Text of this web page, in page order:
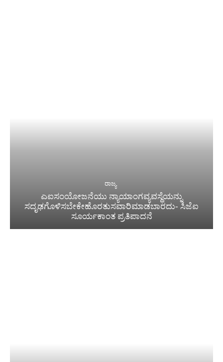
ರಾಜ್ಯ
ಎಐಸಂಯೋಜನೆಯು ನ್ಯಾಯಾಂಗವ್ಯವಸ್ಥೆಯನ್ನು
ಸದೃಢಗೊಳಿಸಬೇಕೇಹೊರತುಸವಾರಿಮಾಡಬಾರದು- ಸಿಜೆಐ
ಸೂರ್ಯಕಾಂತ ಪ್ರತಿಪಾದನೆ